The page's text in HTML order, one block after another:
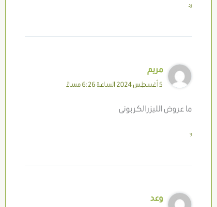
رد
مريم
5 أغسطس 2024 الساعة 6:26 مساءً
ما عروض الليزر الكربونى
رد
وعد